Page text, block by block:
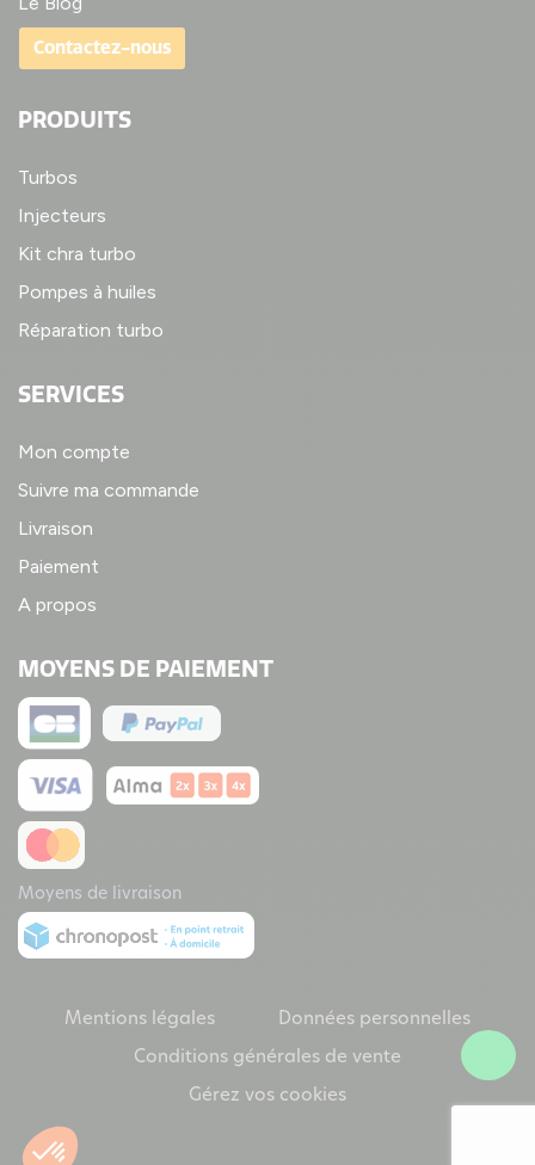
Contactez-nous
PRODUITS
Turbos
Injecteurs
Kit chra turbo
Pompes à huiles
Réparation turbo
SERVICES
Mon compte
Suivre ma commande
Livraison
Paiement
A propos
MOYENS DE PAIEMENT
Moyens de livraison
Mentions légales Données personnelles
Conditions générales de vente
Gérez vos cookies